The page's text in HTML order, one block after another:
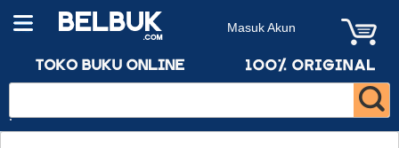
Masuk Akun